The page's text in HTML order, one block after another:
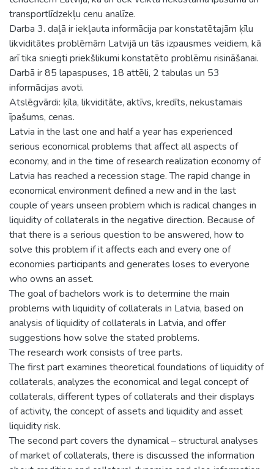
transportlīdzekļu cenu analīze.
Darba 3. daļā ir iekļauta informācija par konstatētajām ķīlu
likviditātes problēmām Latvijā un tās izpausmes veidiem, kā
arī tika sniegti priekšlikumi konstatēto problēmu risināšanai.
Darbā ir 85 lapaspuses, 18 attēli, 2 tabulas un 53
informācijas avoti.
Atslēgvārdi: ķīla, likviditāte, aktīvs, kredīts, nekustamais
īpašums, cenas.
Latvia in the last one and half a year has experienced
serious economical problems that affect all aspects of
economy, and in the time of research realization economy of
Latvia has reached a recession stage. The rapid change in
economical environment defined a new and in the last
couple of years unseen problem which is radical changes in
liquidity of collaterals in the negative direction. Because of
that there is a serious question to be answered, how to
solve this problem if it affects each and every one of
economies participants and generates loses to everyone
who owns an asset.
The goal of bachelors work is to determine the main
problems with liquidity of collaterals in Latvia, based on
analysis of liquidity of collaterals in Latvia, and offer
suggestions how solve the stated problems.
The research work consists of tree parts.
The first part examines theoretical foundations of liquidity of
collaterals, analyzes the economical and legal concept of
collaterals, different types of collaterals and their displays
of activity, the concept of assets and liquidity and asset
liquidity risk.
The second part covers the dynamical – structural analyses
of market of collaterals, there is discussed the information